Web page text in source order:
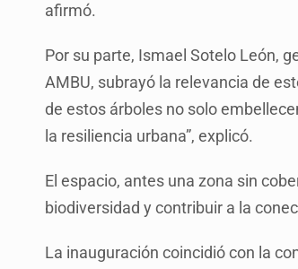
afirmó.
Por su parte, Ismael Sotelo León,
AMBU, subrayó la relevancia de
de estos árboles no solo
la resiliencia urbana”, explicó.
El espacio, antes una zona sin
biodiversidad y contribuir a la
La inauguración coincidió con la